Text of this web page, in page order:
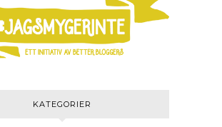
KATEGORIER